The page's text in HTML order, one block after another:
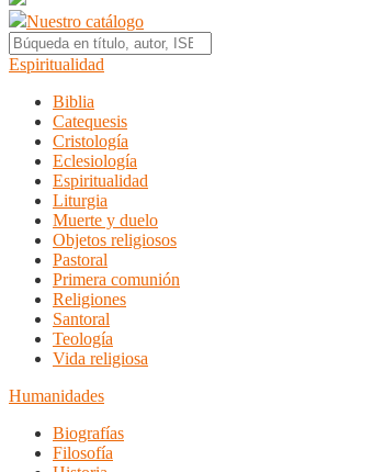
Nuestro catálogo
Espiritualidad
Biblia
Catequesis
Cristología
Eclesiología
Espiritualidad
Liturgia
Muerte y duelo
Objetos religiosos
Pastoral
Primera comunión
Religiones
Santoral
Teología
Vida religiosa
Humanidades
Biografías
Filosofía